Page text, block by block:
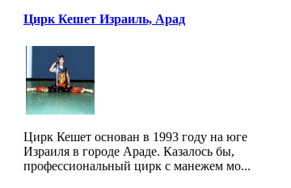
Цирк Кешет Израиль, Арад
Цирк Кешет основан в 1993 году на юге
Израиля в городе Араде. Казалось бы,
профессиональный цирк с манежем мо...